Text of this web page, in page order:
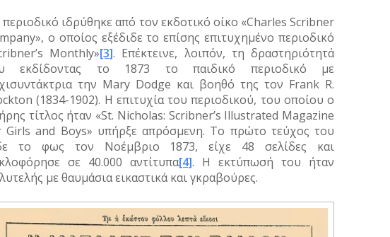
ιδρύθηκε από τον εκδοτικό οίκο «Charles Scribner
ο οποίος εξέδιδε το επίσης επιτυχημένο περιοδικό
Monthly»[3]. Επέκτεινε, λοιπόν, τη δραστηριότητά
εκδίδοντας το 1873 το παιδικό περιοδικό με
την Mary Dodge και βοηθό της τον Frank R.
(1834-1902). Η επιτυχία του περιοδικού, του οποίου ο
τίτλος ήταν «St. Nicholas: Scribner’s Illustrated Magazine
Girls and Boys» υπήρξε απρόσμενη. Το πρώτο τεύχος του
το φως τον Νοέμβριο 1873, είχε 48 σελίδες και
σε 40.000 αντίτυπα[4]. Η εκτύπωσή του ήταν
με θαυμάσια εικαστικά και γκραβούρες.